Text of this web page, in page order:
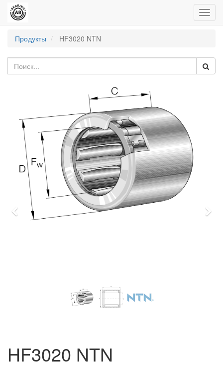
Продукты
HF3020 NTN
Previous
HF3020 NTN